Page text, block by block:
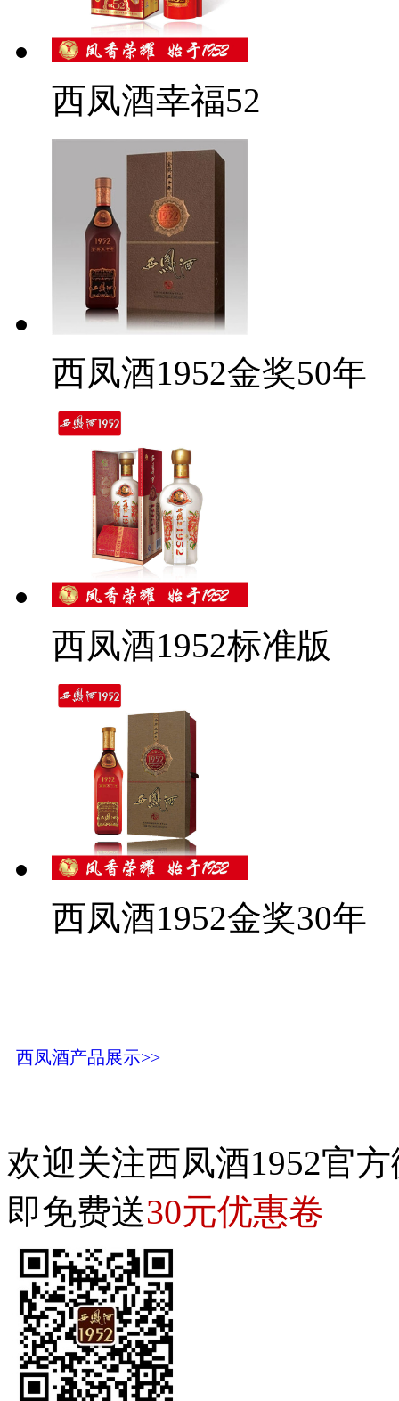
西凤酒幸福52
西凤酒1952金奖50年
西凤酒1952标准版
西凤酒1952金奖30年
西凤酒产品展示>>
欢迎关注西凤酒1952官
即免费送30元优惠卷